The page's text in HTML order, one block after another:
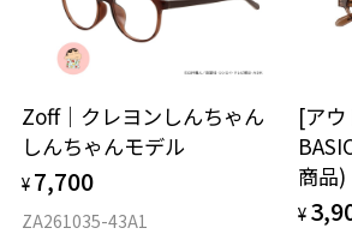
お持ちのZoffメガネサイズを確認
仕上がり寸法
D 仕上がりの横幅：約136mm
※保証期間内に交換が行われた場合、保証期
延長されません。
安心2 視力測定無料
視力の変化を早めに発見するために
力測定をおすすめいたします。
＜メガネの度数情報がわからない方へ＞
オンラインストアでフレームのみ購入し
実店舗で度付きにできます
ご購入時に「レンズ交換券」をお選びい
度数を測定のうえ、度付きレンズ（標準
Zoff｜クレヨンしんちゃん
しんちゃんモデル
¥ 7,700
ZA261035-43A1
[アウ
商品)
¥